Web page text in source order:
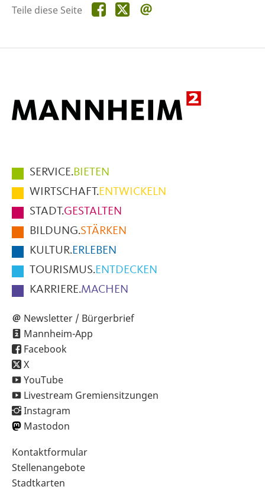
Teile diese Seite Teile
diese
Teile
diese
Hauptmenüpunkte
im
Fußbereich
der
Seite
SERVICE.BIETEN
WIRTSCHAFT.ENTWICKELN
STADT.GESTALTEN
BILDUNG.STÄRKEN
KULTUR.ERLEBEN
TOURISMUS.ENTDECKEN
KARRIERE.MACHEN
Newsletter / Bürgerbrief
Mannheim-App
Facebook
X
YouTube
Livestream Gremiensitzungen
Instagram
Mastodon
Sekundärnavigation
im
Fußbereich
Kontaktformular
Stellenangebote
Stadtkarten